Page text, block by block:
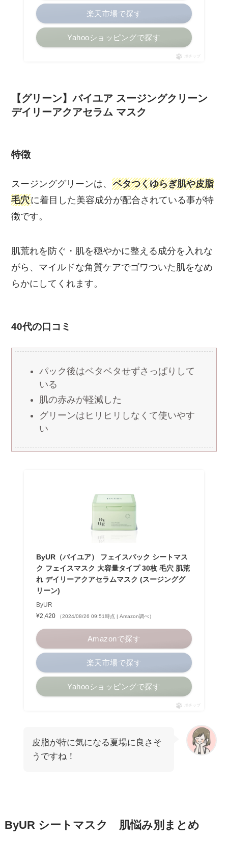
楽天市場で探す
Yahooショッピングで探す
ポチップ
【グリーン】バイユア スージングクリーン
デイリーアクアセラム マスク
特徴
スージンググリーンは、ベタつくゆらぎ肌や皮脂
毛穴に着目した美容成分が配合されている事が特
徴です。
肌荒れを防ぐ・肌を穏やかに整える成分を入れな
がら、マイルドな角質ケアでゴワついた肌をなめ
らかにしてくれます。
40代の口コミ
パック後はベタベタせずさっぱりして
いる
肌の赤みが軽減した
グリーンはヒリヒリしなくて使いやす
い
ByUR（バイユア） フェイスパック シートマス
ク フェイスマスク 大容量タイプ 30枚 毛穴 肌荒
れ デイリーアクアセラムマスク (スージンググ
リーン)
ByUR
¥2,420
（2024/08/26 09:51時点 | Amazon調べ）
Amazonで探す
楽天市場で探す
Yahooショッピングで探す
ポチップ
皮脂が特に気になる夏場に良さそ
うですね！
ByUR シートマスク 肌悩み別まとめ